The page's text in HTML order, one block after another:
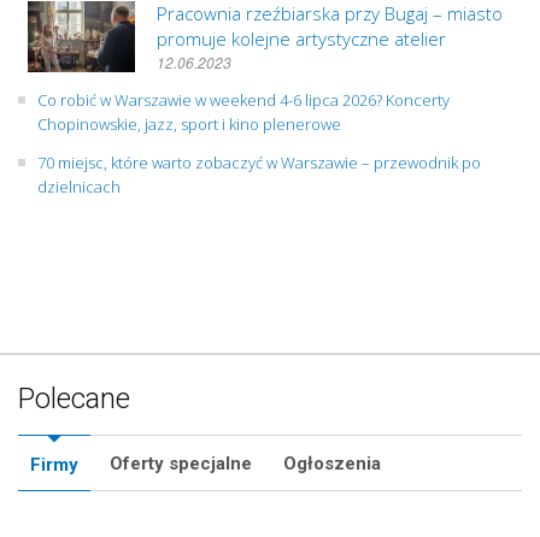
Pracownia rzeźbiarska przy Bugaj – miasto
promuje kolejne artystyczne atelier
12.06.2023
Co robić w Warszawie w weekend 4-6 lipca 2026? Koncerty
Chopinowskie, jazz, sport i kino plenerowe
70 miejsc, które warto zobaczyć w Warszawie – przewodnik po
dzielnicach
Polecane
Firmy Oferty specjalne Ogłoszenia